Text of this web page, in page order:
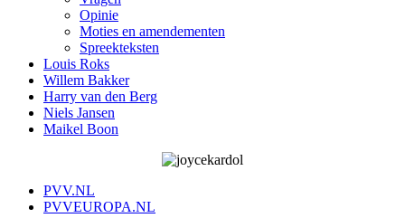
Opinie
Moties en amendementen
Spreekteksten
Louis Roks
Willem Bakker
Harry van den Berg
Niels Jansen
Maikel Boon
PVV.NL
PVVEUROPA.NL